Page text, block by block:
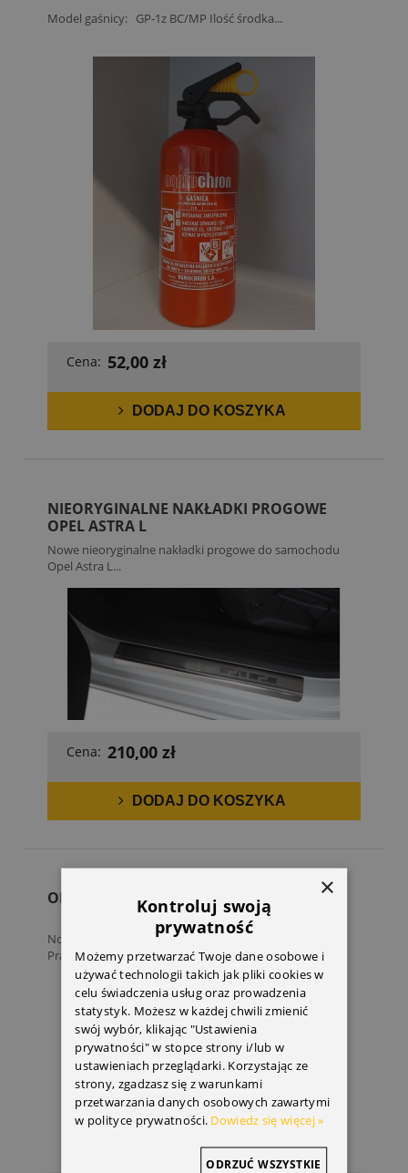
Model gaśnicy: GP-1z BC/MP Ilość środka...
Cena: 52,00 zł
DODAJ DO KOSZYKA
NIEORYGINALNE NAKŁADKI PROGOWE
OPEL ASTRA L
Nowe nieoryginalne nakładki progowe do samochodu
Opel Astra L...
Cena: 210,00 zł
DODAJ DO KOSZYKA
ORYGINALNA APTECZKA OPEL
Nowa oryginalna apteczka pierwszej pomocy Opel
Praktyczna...
×
Kontroluj swoją
prywatność
Możemy przetwarzać Twoje dane osobowe i
używać technologii takich jak pliki cookies w
celu świadczenia usług oraz prowadzenia
statystyk. Możesz w każdej chwili zmienić
swój wybór, klikając "Ustawienia
prywatności" w stopce strony i/lub w
ustawieniach przeglądarki. Korzystając ze
strony, zgadzasz się z warunkami
przetwarzania danych osobowych zawartymi
w polityce prywatności. Dowiedz się więcej »
ODRZUĆ WSZYSTKIE